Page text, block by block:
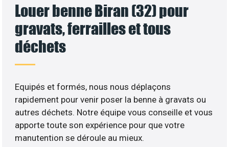
Louer benne Biran (32) pour
gravats, ferrailles et tous
déchets
Equipés et formés, nous nous déplaçons
rapidement pour venir poser la benne à gravats ou
autres déchets. Notre équipe vous conseille et vous
apporte toute son expérience pour que votre
manutention se déroule au mieux.